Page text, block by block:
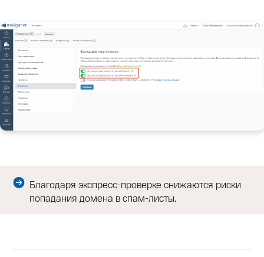
Благодаря экспресс-проверке снижаются риски
попадания домена в спам-листы.